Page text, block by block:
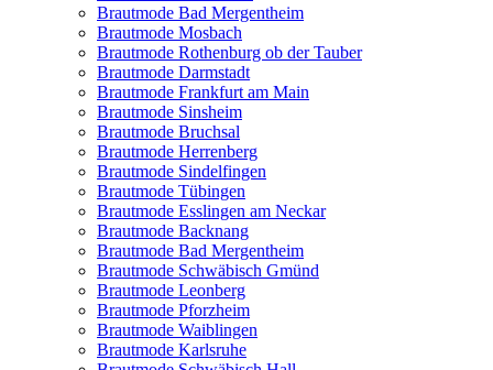
Brautmode Bad Mergentheim
Brautmode Mosbach
Brautmode Rothenburg ob der Tauber
Brautmode Darmstadt
Brautmode Frankfurt am Main
Brautmode Sinsheim
Brautmode Bruchsal
Brautmode Herrenberg
Brautmode Sindelfingen
Brautmode Tübingen
Brautmode Esslingen am Neckar
Brautmode Backnang
Brautmode Bad Mergentheim
Brautmode Schwäbisch Gmünd
Brautmode Leonberg
Brautmode Pforzheim
Brautmode Waiblingen
Brautmode Karlsruhe